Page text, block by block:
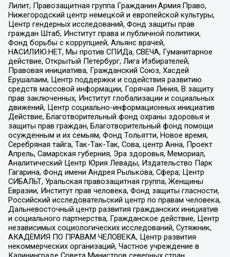
Лилит, Правозащитная группа Гражданин.Армия.Право,
Нижегородский центр немецкой и европейской культуры,
Центр гендерных исследований, Фонд защиты прав
граждан Штаб, Институт права и публичной политики,
Фонд борьбы с коррупцией, Альянс врачей,
НАСИЛИЮ.НЕТ, Мы против СПИДа, СВЕЧА, Гуманитарное
действие, Открытый Петербург, Лига Избирателей,
Правовая инициатива, Гражданский Союз, Хасдей
Ерушалаим, Центр поддержки и содействия развитию
средств массовой информации, Горячая Линия, В защиту
прав заключенных, Институт глобализации и социальных
движений, Центр социально-информационных инициатив
Действие, Благотворительный фонд охраны здоровья и
защиты прав граждан, Благотворительный фонд помощи
осужденным и их семьям, Фонд Тольятти, Новое время,
Серебряная тайга, Так-Так-Так, Сова, центр Анна, Проект
Апрель, Самарская губерния, Эра здоровья, Мемориал,
Аналитический Центр Юрия Левады, Издательство Парк
Гагарина, Фонд имени Андрея Рылькова, Сфера, Центр
СИБАЛЬТ, Уральская правозащитная группа, Женщины
Евразии, Институт прав человека, Фонд защиты гласности,
Российский исследовательский центр по правам человека,
Дальневосточный центр развития гражданских инициатив
и социального партнерства, Гражданское действие, Центр
независимых социологических исследований, Сутяжник,
АКАДЕМИЯ ПО ПРАВАМ ЧЕЛОВЕКА, Центр развития
некоммерческих организаций, Частное учреждение в